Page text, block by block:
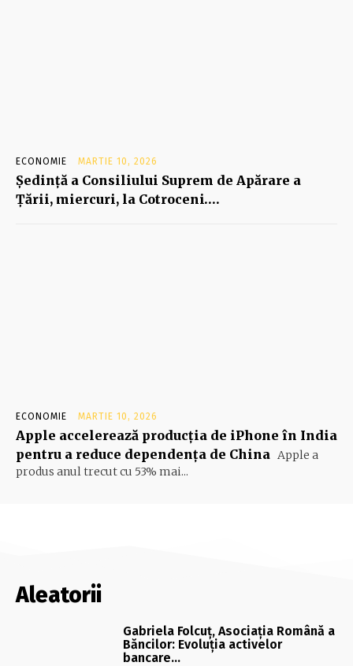
ECONOMIE MARTIE 10, 2026
Şedinţă a Consiliului Suprem de Apărare a
Ţării, miercuri, la Cotroceni….
ECONOMIE MARTIE 10, 2026
Apple accelerează producția de iPhone în India
pentru a reduce dependența de China Apple a
produs anul trecut cu 53% mai...
Aleatorii
Gabriela Folcuţ, Asociaţia Română a
Băncilor: Evoluţia activelor
bancare…